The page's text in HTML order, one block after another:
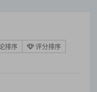
排序
评分排序